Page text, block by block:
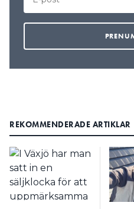
REKOMMENDERADE ARTIKLAR